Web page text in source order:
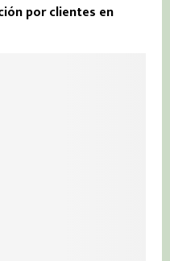
por clientes en